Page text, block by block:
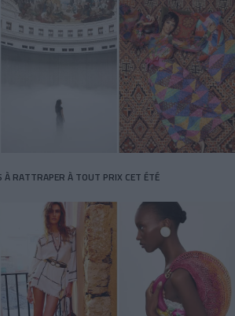
À RATTRAPER À TOUT PRIX CET ÉTÉ